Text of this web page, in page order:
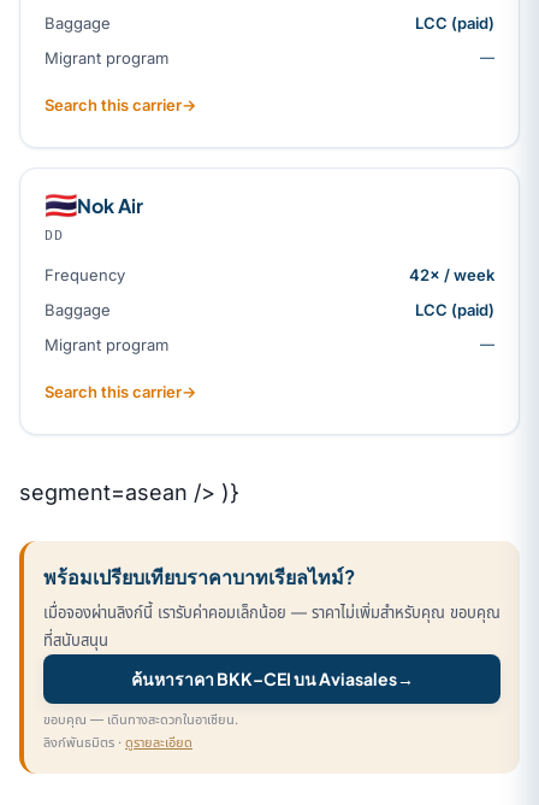
Baggage
LCC (paid)
Migrant program
—
Search this carrier→
🇹🇭Nok Air
DD
Frequency
42× / week
Baggage
LCC (paid)
Migrant program
—
Search this carrier→
segment=asean /> )}
พร้อมเปรียบเทียบราคาบาทเรียลไทม์?
เมื่อจองผ่านลิงก์นี้ เรารับค่าคอมเล็กน้อย — ราคาไม่เพิ่มสำหรับคุณ ขอบคุณ
ที่สนับสนุน
ค้นหาราคา BKK–CEI บน Aviasales→
ขอบคุณ — เดินทางสะดวกในอาเซียน.
ลิงก์พันธมิตร · ดูรายละเอียด